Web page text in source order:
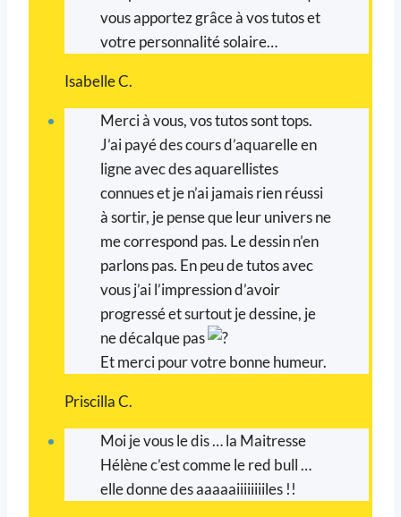
vous apportez grâce à vos tutos et
votre personnalité solaire…
Isabelle C.
Merci à vous, vos tutos sont tops.
J’ai payé des cours d’aquarelle en
ligne avec des aquarellistes
connues et je n’ai jamais rien réussi
à sortir, je pense que leur univers ne
me correspond pas. Le dessin n’en
parlons pas. En peu de tutos avec
vous j’ai l’impression d’avoir
progressé et surtout je dessine, je
ne décalque pas
Et merci pour votre bonne humeur.
Priscilla C.
Moi je vous le dis … la Maitresse
Hélène c’est comme le red bull …
elle donne des aaaaaiiiiiiiiles !!